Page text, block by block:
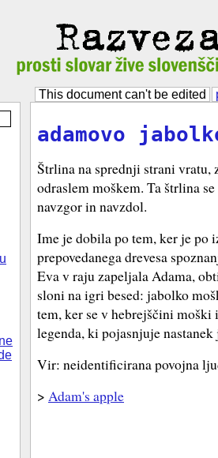
This document can't be edited
adamovo
Štrlina na sprednji strani vratu,
odraslem moškem. Ta štrlina
navzgor in navzdol.
Ime je dobila po tem, ker je po
prepovedanega drevesa
Eva v raju zapeljala Adama,
sloni na igri besed: jabolko
tem, ker se v hebrejščini
legenda, ki pojasnjuje
Vir: neidentificirana povojna
> Adam's apple